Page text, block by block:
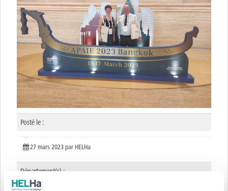
Posté le :
27 mars 2023 par HELHa
Département(s) :